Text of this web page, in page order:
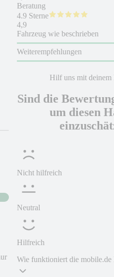
Beratung
4.9 Sterne
4,9
Fahrzeug wie beschrieben
Weiterempfehlungen
Hilf uns mit deinem
Sind die
um diesen
Nicht hilfreich
Neutral
Hilfreich
Wie funktioniert die mobile.de